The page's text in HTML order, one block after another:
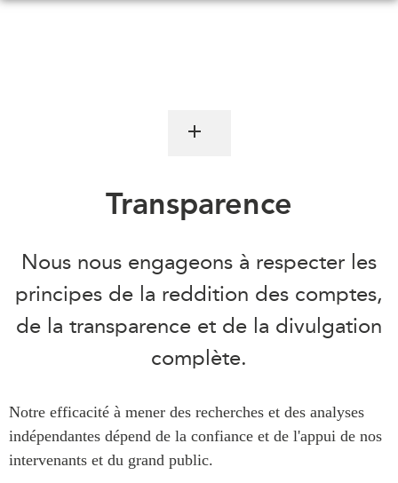
CANADA-EN-ASIE
À PROPOS DE
Ce que nous faisons
Qui nous sommes
Rapports Annuels
RECHERCHE
Asie
CCEA
MÉDIAS
Transparence
Nous nous engageons à respecter les
principes de la reddition des comptes,
de la transparence et de la divulgation
complète.
Notre efficacité à mener des recherches et des analyses
indépendantes dépend de la confiance et de l'appui de nos
intervenants et du grand public.